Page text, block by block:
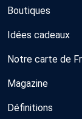
Boutiques
Idées cadeaux
Notre carte de
Magazine
Définitions